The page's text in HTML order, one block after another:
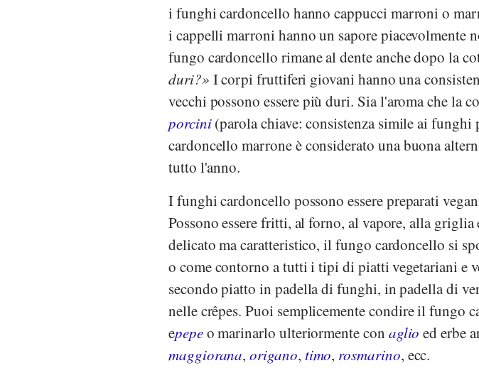
i funghi cardoncello hanno cappucci marroni o
i cappelli marroni hanno un sapore piacevolmente
fungo cardoncello rimane al dente anche dopo la
duri?
I corpi fruttiferi giovani hanno una
vecchi possono essere più duri. Sia l'aroma che la
porcini(parola chiave: consistenza simile ai
cardoncello marrone è considerato una buona
tutto l'anno.
I funghi cardoncello possono essere preparati
Possono essere fritti, al forno, al vapore, alla griglia
delicato ma caratteristico, il fungo cardoncello si
o come contorno a tutti i tipi di piatti vegetariani e
secondo piatto in padella di funghi, in padella di
nelle crêpes. Puoi semplicemente condire il fungo
epepeo marinarlo ulteriormente con aglio ed erbe
maggiorana,origano, timo, rosmarino, ecc.